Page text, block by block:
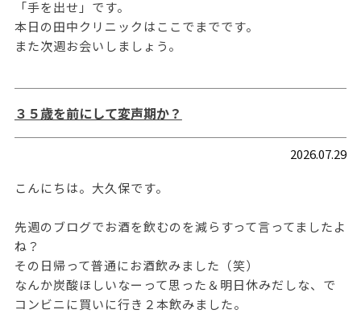
「手を出せ」です。
本日の田中クリニックはここでまでです。
また次週お会いしましょう。
３５歳を前にして変声期か？
2026.07.29
こんにちは。大久保です。
先週のブログでお酒を飲むのを減らすって言ってましたよ
ね？
その日帰って普通にお酒飲みました（笑）
なんか炭酸ほしいなーって思った＆明日休みだしな、で
コンビニに買いに行き２本飲みました。